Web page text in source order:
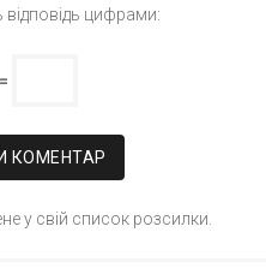
відповідь цифрами:
у свій список розсилки.